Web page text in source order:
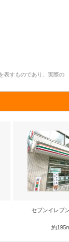
表すものであり、実際の
セブンイレブ
約